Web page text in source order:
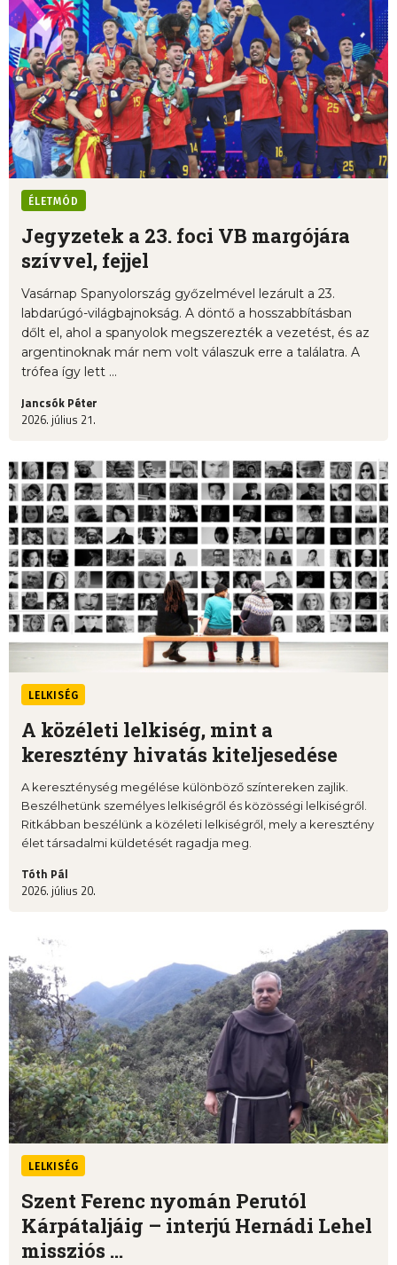
ÉLETMÓD
Jegyzetek a 23. foci VB margójára
szívvel, fejjel
Vasárnap Spanyolország győzelmével lezárult a 23.
labdarúgó-világbajnokság. A döntő a hosszabbításban
dőlt el, ahol a spanyolok megszerezték a vezetést, és az
argentinoknak már nem volt válaszuk erre a találatra. A
trófea így lett ...
Jancsók Péter
2026. július 21.
LELKISÉG
A közéleti lelkiség, mint a
keresztény hivatás kiteljesedése
A kereszténység megélése különböző színtereken zajlik.
Beszélhetünk személyes lelkiségről és közösségi lelkiségről.
Ritkábban beszélünk a közéleti lelkiségről, mely a keresztény
élet társadalmi küldetését ragadja meg.
Tóth Pál
2026. július 20.
LELKISÉG
Szent Ferenc nyomán Perutól
Kárpátaljáig – interjú Hernádi Lehel
missziós ...